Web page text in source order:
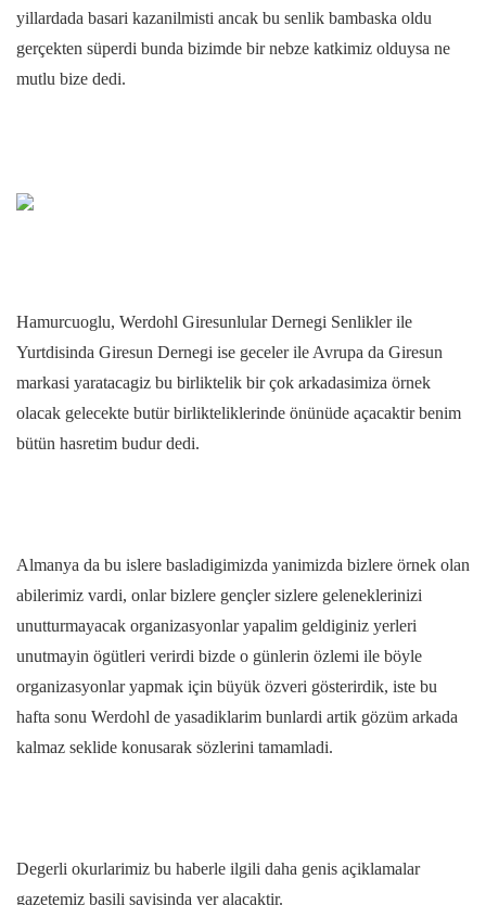
yillardada basari kazanilmisti ancak bu senlik bambaska oldu
gerçekten süperdi bunda bizimde bir nebze katkimiz olduysa ne
mutlu bize dedi.
Hamurcuoglu, Werdohl Giresunlular Dernegi Senlikler ile
Yurtdisinda Giresun Dernegi ise geceler ile Avrupa da Giresun
markasi yaratacagiz bu birliktelik bir çok arkadasimiza örnek
olacak gelecekte butür birlikteliklerinde önünüde açacaktir benim
bütün hasretim budur dedi.
Almanya da bu islere basladigimizda yanimizda bizlere örnek olan
abilerimiz vardi, onlar bizlere gençler sizlere geleneklerinizi
unutturmayacak organizasyonlar yapalim geldiginiz yerleri
unutmayin ögütleri verirdi bizde o günlerin özlemi ile böyle
organizasyonlar yapmak için büyük özveri gösterirdik, iste bu
hafta sonu Werdohl de yasadiklarim bunlardi artik gözüm arkada
kalmaz seklide konusarak sözlerini tamamladi.
Degerli okurlarimiz bu haberle ilgili daha genis açiklamalar
gazetemiz basili sayisinda yer alacaktir.